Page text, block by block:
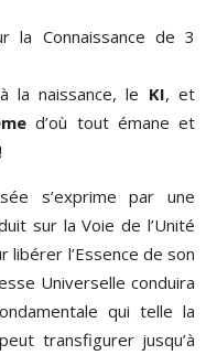
la Connaissance de 3
la naissance, le KI, et
d’où tout émane et
!
s’exprime par une
sur la Voie de l’Unité
libérer l’Essence de son
Universelle conduira
qui telle la
transfigurer jusqu’à